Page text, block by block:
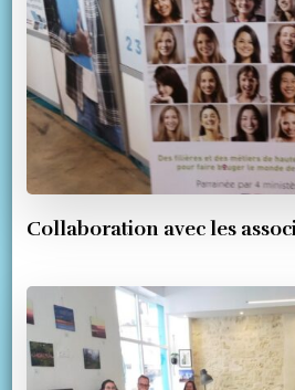
Collaboration avec les